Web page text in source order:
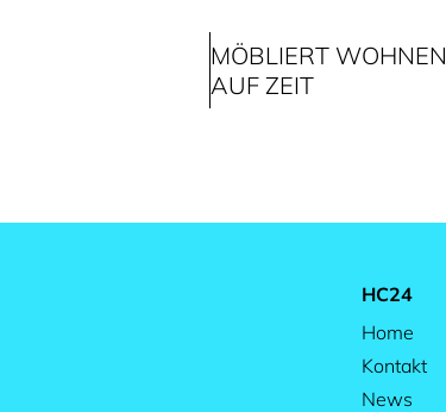
MÖBLIERT WOHNEN
AUF ZEIT
HC24
Home
Kontakt
News